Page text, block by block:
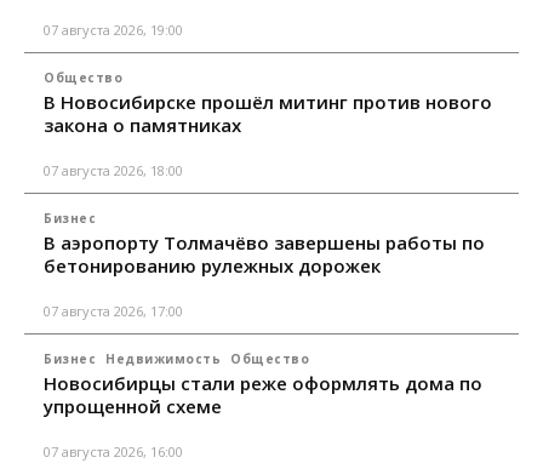
07 августа 2026, 19:00
Общество
В Новосибирске прошёл митинг против нового
закона о памятниках
07 августа 2026, 18:00
Бизнес
В аэропорту Толмачёво завершены работы по
бетонированию рулежных дорожек
07 августа 2026, 17:00
Бизнес Недвижимость Общество
Новосибирцы стали реже оформлять дома по
упрощенной схеме
07 августа 2026, 16:00